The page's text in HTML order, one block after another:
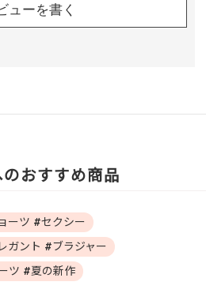
ューを書く
おすすめ商品
ーツ #セクシー
ガント #ブラジャー
ツ #夏の新作